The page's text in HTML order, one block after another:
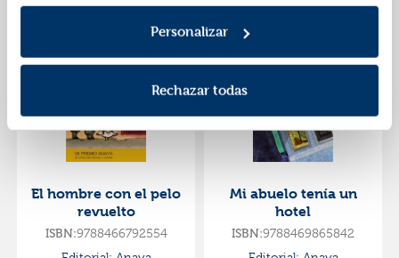
Personalizar
Rechazar todas
El hombre con el pelo
revuelto
ISBN:9788466792554
Mi abuelo tenía un
hotel
ISBN:9788469865842